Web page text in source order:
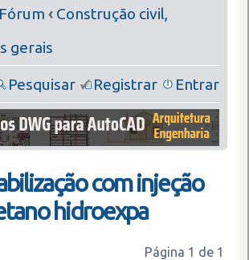
‹ Construção civil,
gerais
Pesquisar Registrar Entrar
com injeção
hidroexpa
Página 1 de 1